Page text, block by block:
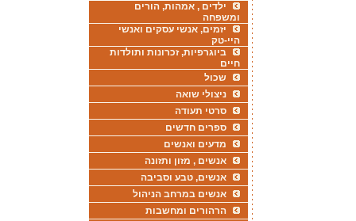
ילדים , אמהות, הורים
ומשפחה
יזמים, אנשי עסקים ואנשי
היי-טק
ביוגרפיות, זכרונות ותולדות
חיים
שכול
ניצולי שואה
סרטי תעודה
ספרים חדשים
מדעים ואנשים
אנשים , מזון ותזונה
אנשים, טבע וסביבה
אנשים במרחב הניהול
הרהורים ומחשבות